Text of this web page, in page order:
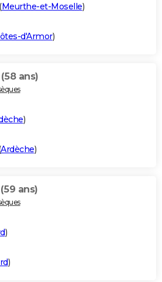
Meurthe-et-Moselle)
d'Armor)
(58 ans)
)
Ardèche)
(59 ans)
)
)